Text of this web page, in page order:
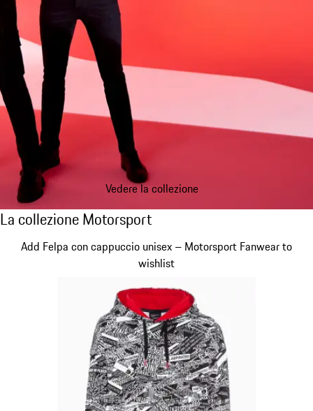
Vedere la collezione
La collezione Motorsport
La collezione Motorsport
Add Felpa con cappuccio unisex – Motorsport Fanwear to
wishlist
Diapositiva 1 di 20